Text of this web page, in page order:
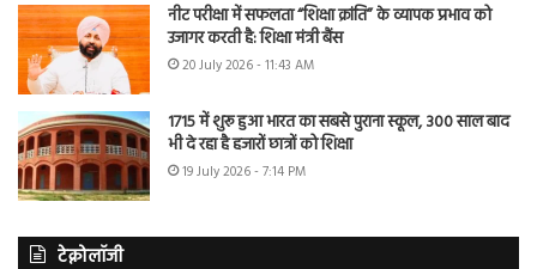
नीट परीक्षा में सफलता “शिक्षा क्रांति” के व्यापक प्रभाव को
उजागर करती है: शिक्षा मंत्री बैंस
20 July 2026 - 11:43 AM
1715 में शुरू हुआ भारत का सबसे पुराना स्कूल, 300 साल बाद
भी दे रहा है हजारों छात्रों को शिक्षा
19 July 2026 - 7:14 PM
टेक्नोलॉजी